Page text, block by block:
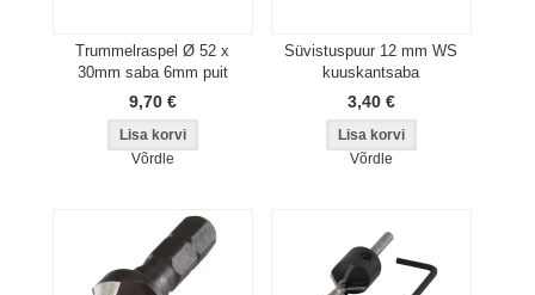
Trummelraspel Ø 52 x
30mm saba 6mm puit
9,70 €
Võrdle
Süvistuspuur 12 mm WS
kuuskantsaba
3,40 €
Võrdle